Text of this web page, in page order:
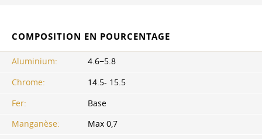
COMPOSITION EN POURCENTAGE
Aluminium:
4.6−5.8
Chrome:
14.5- 15.5
Fer:
Base
Manganèse:
Max 0,7